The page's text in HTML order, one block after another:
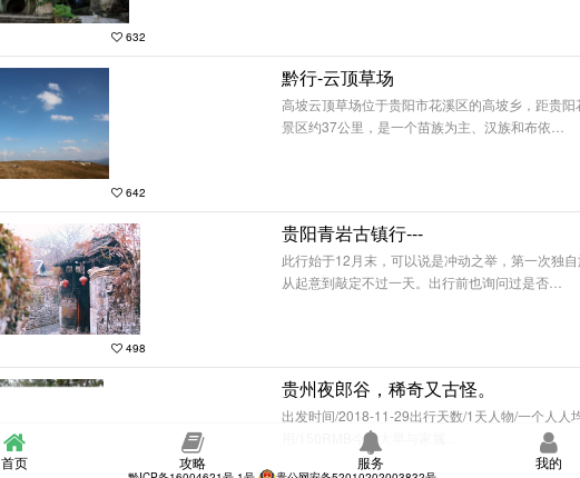
632
642
黔行-云顶草场
高坡云顶草场位于贵阳市花溪区的高坡乡，距贵阳
景区约37公里，是一个苗族为主、汉族和布依…
498
贵阳青岩古镇行---
此行始于12月末，可以说是冲动之举，第一次独自
从起意到敲定不过一天。出行前也询问过是否…
贵州夜郎谷，稀奇又古怪。
出发时间/2018-11-29出行天数/1天人物/一个人人
用/150RMB今天大早与家属…
首页
攻略 服务 我的